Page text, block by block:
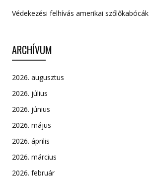
Védekezési felhívás amerikai szőlőkabócák
ARCHÍVUM
2026. augusztus
2026. július
2026. június
2026. május
2026. április
2026. március
2026. február